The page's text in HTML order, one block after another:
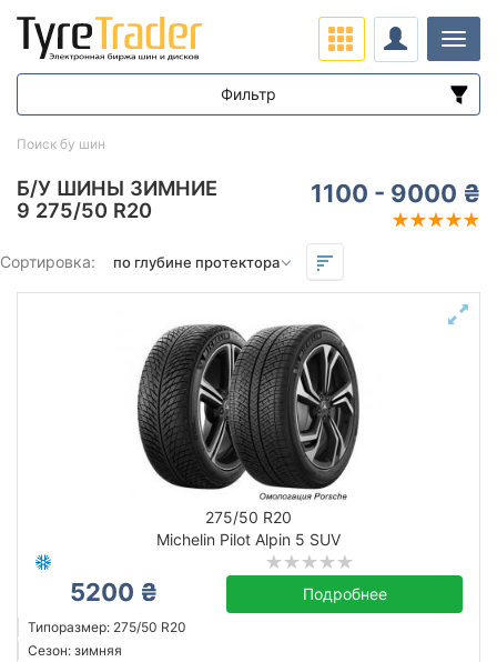
Б/У ШИНЫ ЗИМНИЕ
9 275/50 R20
1100 - 9000 ₴
Сортировка:
275/50 R20
Michelin Pilot Alpin 5 SUV
5200 ₴ Подробнее
Типоразмер: 275/50 R20
Сезон: зимняя
Поиск бу шин
Фильтр
Диапазон цен
от
Остаток протектора в мм.